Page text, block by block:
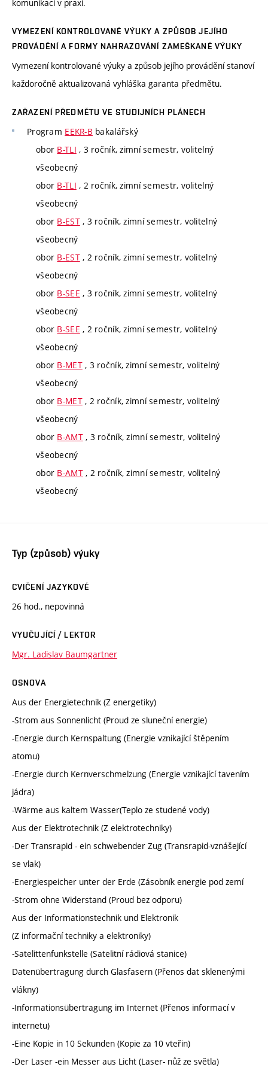
komunikaci v praxi.
VYMEZENÍ KONTROLOVANÉ VÝUKY A ZPŮSOB JEJÍHO
PROVÁDĚNÍ A FORMY NAHRAZOVÁNÍ ZAMEŠKANÉ VÝUKY
Vymezení kontrolované výuky a způsob jejího provádění stanoví
každoročně aktualizovaná vyhláška garanta předmětu.
ZAŘAZENÍ PŘEDMĚTU VE STUDIJNÍCH PLÁNECH
Program EEKR-B bakalářský
obor B-TLI , 3 ročník, zimní semestr, volitelný
všeobecný
obor B-TLI , 2 ročník, zimní semestr, volitelný
všeobecný
obor B-EST, 3 ročník, zimní semestr, volitelný
všeobecný
obor B-EST, 2 ročník, zimní semestr, volitelný
všeobecný
obor B-SEE , 3 ročník, zimní semestr, volitelný
všeobecný
obor B-SEE , 2 ročník, zimní semestr, volitelný
všeobecný
obor B-MET, 3 ročník, zimní semestr, volitelný
všeobecný
obor B-MET, 2 ročník, zimní semestr, volitelný
všeobecný
obor B-AMT, 3 ročník, zimní semestr, volitelný
všeobecný
obor B-AMT, 2 ročník, zimní semestr, volitelný
všeobecný
Typ (způsob) výuky
CVIČENÍ JAZYKOVÉ
26 hod., nepovinná
VYUČUJÍCÍ / LEKTOR
Mgr. Ladislav Baumgartner
OSNOVA
Aus der Energietechnik (Z energetiky)
-Strom aus Sonnenlicht (Proud ze sluneční energie)
-Energie durch Kernspaltung (Energie vznikající štěpením
atomu)
-Energie durch Kernverschmelzung (Energie vznikající tavením
jádra)
-Wärme aus kaltem Wasser(Teplo ze studené vody)
Aus der Elektrotechnik (Z elektrotechniky)
-Der Transrapid - ein schwebender Zug (Transrapid-vznášející
se vlak)
-Energiespeicher unter der Erde (Zásobník energie pod zemí
-Strom ohne Widerstand (Proud bez odporu)
Aus der Informationstechnik und Elektronik
(Z informační techniky a elektroniky)
-Satelittenfunkstelle (Satelitní rádiová stanice)
Datenübertragung durch Glasfasern (Přenos dat sklenenými
vlákny)
-Informationsübertragung im Internet (Přenos informací v
internetu)
-Eine Kopie in 10 Sekunden (Kopie za 10 vteřin)
-Der Laser -ein Messer aus Licht (Laser- nůž ze světla)